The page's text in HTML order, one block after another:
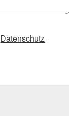
Datenschutz